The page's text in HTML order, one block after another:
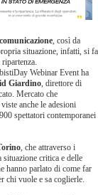
, così da
situazione, infatti, si fa
Webinar Event ha
Giardino, direttore di
Mercato che
anche le adesioni
spettatori contemporanei
, che attraverso i
critica e delle
hanno parlato di come far
chi vuole e sa coglierle.